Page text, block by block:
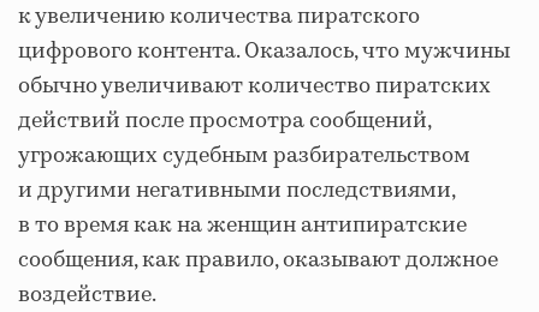
к увеличению количества пиратского
цифрового контента. Оказалось, что мужчины
обычно увеличивают количество пиратских
действий после просмотра сообщений,
угрожающих судебным разбирательством
и другими негативными последствиями,
в то время как на женщин антипиратские
сообщения, как правило, оказывают должное
воздействие.